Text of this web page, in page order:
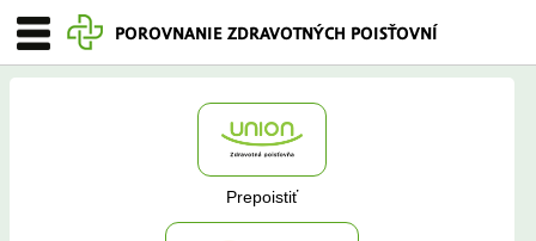
POROVNANIE ZDRAVOTNÝCH POISŤOVNÍ
Prepoistiť